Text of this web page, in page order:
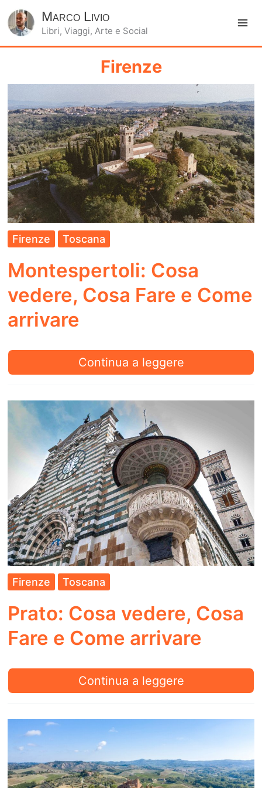
Marco Livio
Libri, Viaggi, Arte e Social
Firenze
Firenze Toscana
Montespertoli: Cosa
vedere, Cosa Fare e Come
arrivare
Montespertoli:
Cosa
Cosa
Fare
e
Come
arrivare
Continua a leggere
Firenze Toscana
Prato: Cosa vedere, Cosa
Fare e Come arrivare
Prato:
Cosa
Fare
e
Continua a leggere